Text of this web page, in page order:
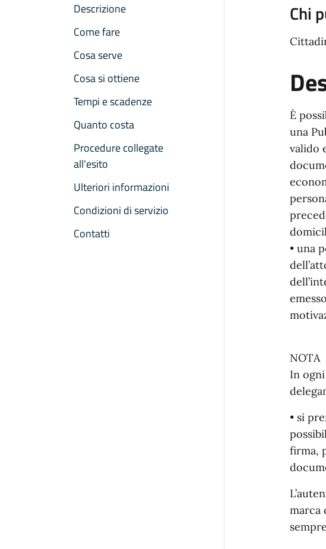
Descrizione
Come fare
Cosa serve
Cosa si ottiene
Tempi e scadenze
Quanto costa
Procedure collegate
all'esito
Ulteriori informazioni
Condizioni di servizio
Contatti
Chi
È
una
valido
• una
NOTA
In
• si
firma,
marca